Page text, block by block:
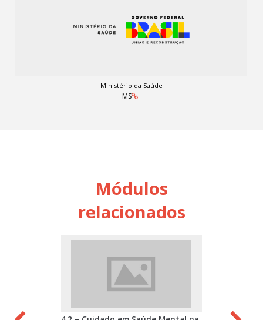
Ministério da Saúde
MS
Módulos
relacionados